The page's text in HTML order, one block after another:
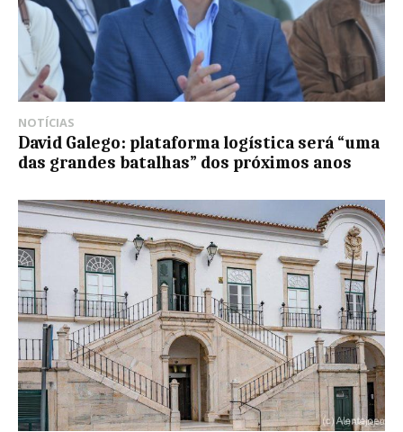
NOTÍCIAS
David Galego: plataforma logística será “uma
das grandes batalhas” dos próximos anos